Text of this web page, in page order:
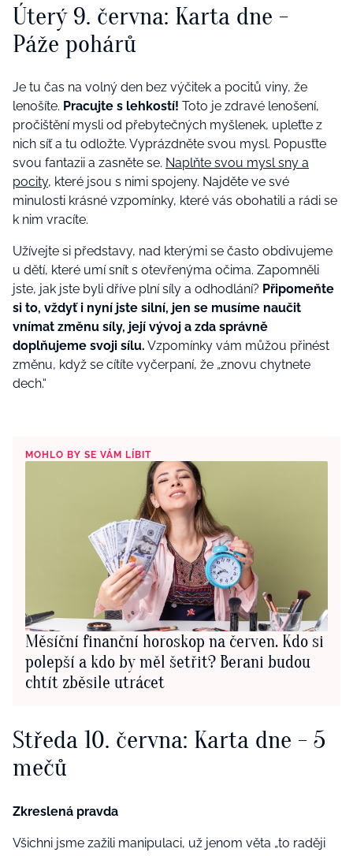
Úterý 9. června: Karta dne -
Páže pohárů
Je tu čas na volný den bez výčitek a pocitů viny, že
lenošíte. Pracujte s lehkostí! Toto je zdravé lenošení,
pročištění mysli od přebytečných myšlenek, upleťte z
nich síť a tu odložte. Vyprázdněte svou mysl. Popusťte
svou fantazii a zasněte se. Naplňte svou mysl sny a
pocity, které jsou s nimi spojeny. Najděte ve své
minulosti krásné vzpomínky, které vás obohatili a rádi se
k nim vracíte.
Užívejte si představy, nad kterými se často obdivujeme
u dětí, které umí snít s otevřenýma očima. Zapomněli
jste, jak jste byli dříve plní síly a odhodlání? Připomeňte
si to, vždyť i nyní jste silní, jen se musíme naučit
vnímat změnu síly, její vývoj a zda správně
doplňujeme svoji sílu. Vzpomínky vám můžou přinést
změnu, když se cítíte vyčerpaní, že „znovu chytnete
dech.“
MOHLO BY SE VÁM LÍBIT
Měsíční finanční horoskop na červen. Kdo si
polepší a kdo by měl šetřit? Berani budou
chtít zběsile utrácet
Středa 10. června: Karta dne - 5
mečů
Zkreslená pravda
Všichni jsme zažili manipulaci, už jenom věta „to raději